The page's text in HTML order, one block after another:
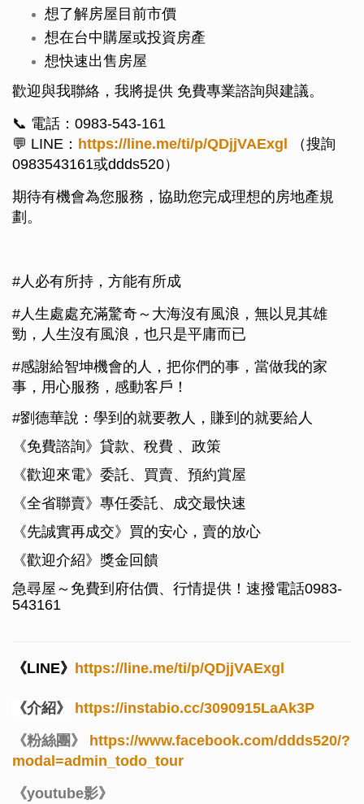
想了解房屋目前市價
想在台中購屋或投資房產
想快速出售房屋
歡迎與我聯絡，我將提供 免費專業諮詢與建議。
📞 電話：0983-543-161
💬 LINE： https://line.me/ti/p/QDjjVAExgl （搜詢
0983543161或ddds520）
期待有機會為您服務，協助您完成理想的房地產規
劃。
#人必有所持，方能有所成
#人生處處充滿驚奇～大海沒有風浪，無以見其雄
勁，人生沒有風浪，也只是平庸而已
#感謝給智坤機會的人，把你們的事，當做我的家
事，用心服務，感動客戶！
#劉德華說：學到的就要教人，賺到的就要給人
《免費諮詢》貸款、稅費 、政策
《歡迎來電》委託、買賣、預約賞屋
《全省聯賣》專任委託、成交最快速
《先誠實再成交》買的安心，賣的放心
《歡迎介紹》獎金回饋
急尋屋～免費到府估價、行情提供！速撥電話0983-
543161
《LINE》 https://line.me/ti/p/QDjjVAExgl
《介紹》
https://instabio.cc/3090915LaAk3P
《粉絲團》
https://www.facebook.com/ddds520/?
modal=admin_todo_tour
《youtube影》